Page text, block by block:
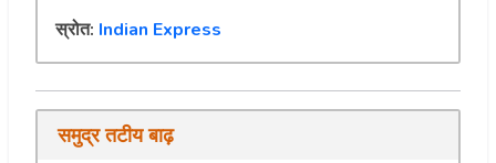
स्रोत: Indian Express
समुद्र तटीय बाढ़